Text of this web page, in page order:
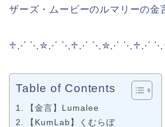
ザーズ・ムービーのルマリーの金
♱⋰ ⋱✮⋰ ⋱♱⋰ ⋱✮⋰ ⋱♱⋰
Table of Contents
【金言】Lumalee
【KumLab】くむらぼ